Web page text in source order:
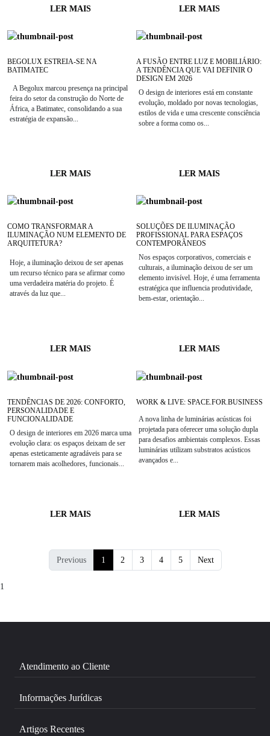
LER MAIS LER MAIS
BEGOLUX ESTREIA-SE NA
BATIMATEC
A Begolux marcou presença na principal
feira do setor da construção do Norte de
África, a Batimatec, consolidando a sua
estratégia de expansão...
LER MAIS
A FUSÃO ENTRE LUZ E MOBILIÁRIO:
A TENDÊNCIA QUE VAI DEFINIR O
DESIGN EM 2026
O design de interiores está em constante
evolução, moldado por novas tecnologias,
estilos de vida e uma crescente consciência
sobre a forma como os...
LER MAIS
COMO TRANSFORMAR A
ILUMINAÇÃO NUM ELEMENTO DE
ARQUITETURA?
Hoje, a iluminação deixou de ser apenas
um recurso técnico para se afirmar como
uma verdadeira matéria do projeto. É
através da luz que...
LER MAIS
SOLUÇÕES DE ILUMINAÇÃO
PROFISSIONAL PARA ESPAÇOS
CONTEMPORÂNEOS
Nos espaços corporativos, comerciais e
culturais, a iluminação deixou de ser um
elemento invisível. Hoje, é uma ferramenta
estratégica que influencia produtividade,
bem-estar, orientação...
LER MAIS
TENDÊNCIAS DE 2026: CONFORTO,
PERSONALIDADE E
FUNCIONALIDADE
O design de interiores em 2026 marca uma
evolução clara: os espaços deixam de ser
apenas esteticamente agradáveis para se
tornarem mais acolhedores, funcionais...
LER MAIS
WORK & LIVE: SPACE.FOR.BUSINESS
A nova linha de luminárias acústicas foi
projetada para oferecer uma solução dupla
para desafios ambientais complexos. Essas
luminárias utilizam substratos acústicos
avançados e...
LER MAIS
Previous 1 2 3 4 5 Next
1
Atendimento ao Cliente
Informações Jurídicas
Artigos Recentes